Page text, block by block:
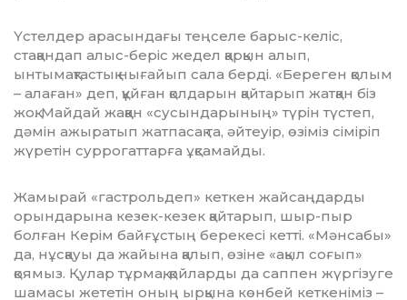
Үстелдер арасындағы теңселе барыс-келіс,
стақандап алыс-беріс жедел қарқын алып,
ынтымақтастық нығайып сала берді. «Береген қолым
– алаған» деп, құйған қолдарын қайтарып жатқан біз
жоқ. Майдай жаққан «сусындарының» түрін түс­теп,
дәмін ажыратып жатпасақ та, әйтеуір, өзіміз сіміріп
жүретін сурро­гат­тарға ұқсамайды.
Жамырай «гастрольдеп» кеткен жайсаңдарды
орындарына кезек-кезек қайтарып, шыр-пыр
болған Керім байғұстың берекесі кетті. «Мәнсабы»
да, нұсқауы да жайына қалып, өзіне «ақыл соғып»
қоямыз. Қулар тұрмақ, қойларды да саппен жүргізуге
шамасы жететін оның ырқына көнбей кеткеніміз –